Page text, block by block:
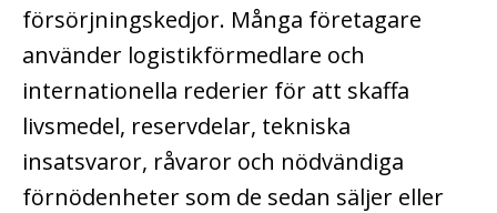
försörjningskedjor. Många företagare
använder logistikförmedlare och
internationella rederier för att skaffa
livsmedel, reservdelar, tekniska
insatsvaror, råvaror och nödvändiga
förnödenheter som de sedan säljer eller